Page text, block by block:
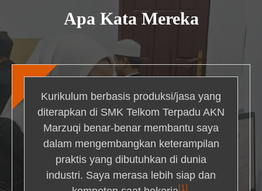
Apa Kata Mereka
Kurikulum berbasis produksi/jasa yang
diterapkan di SMK Telkom Terpadu AKN
Marzuqi benar-benar membantu saya
dalam mengembangkan keterampilan
praktis yang dibutuhkan di dunia
industri. Saya merasa lebih siap dan
[1]